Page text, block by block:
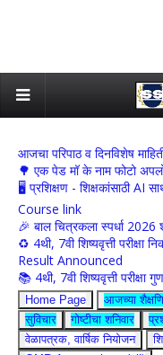
आजचा परिपाठ व दिनविशेष
🌳 एक पेड मॉ के नाम फोटो
🖥 प्रशिक्षण - शिक्षकांसाठी
Course link
🎉 बाल चित्रकला स्पर्धा 2026
♻️ 4थी, 7वी शिष्यवृत्ती
Result Announced
📚 4थी, 7वी शिष्यवृत्ती परीक्षा
Home Page आजच्या
सुविचार
गोष्टीचा शनिवार
वेळापत्रक, वार्षिक नियोजन